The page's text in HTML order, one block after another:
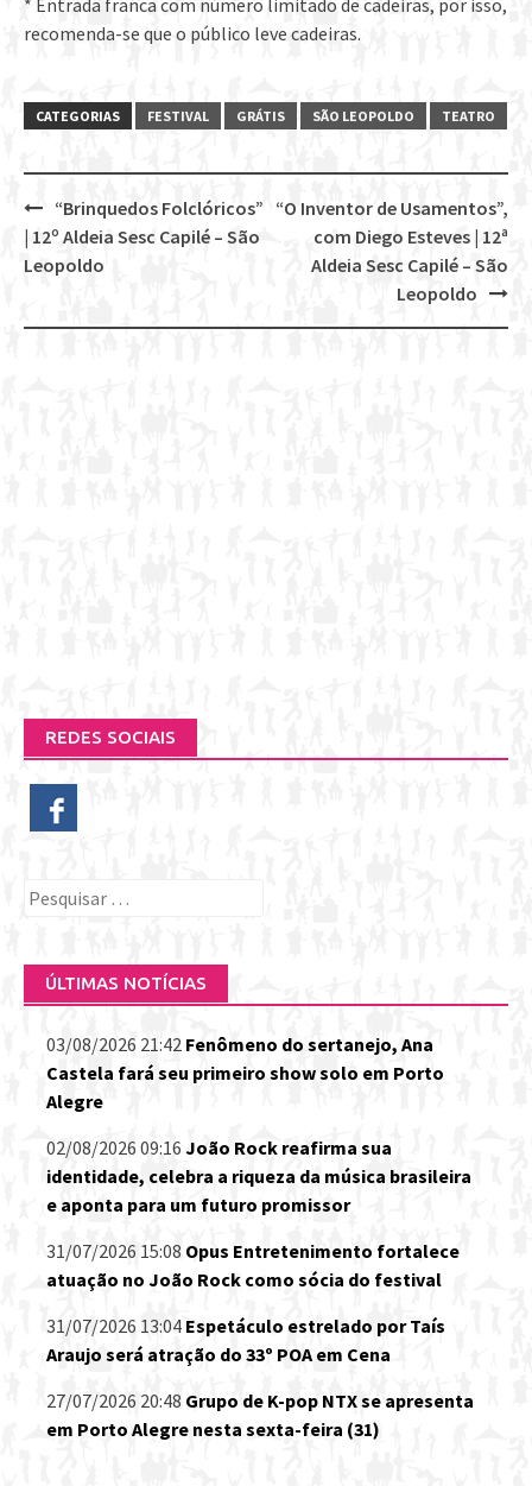
* Entrada franca com número limitado de cadeiras, por isso,
recomenda-se que o público leve cadeiras.
CATEGORIAS FESTIVAL GRÁTIS SÃO LEOPOLDO TEATRO
Post
navigation
“O Inventor de Usamentos”,
com Diego Esteves | 12ª
Aldeia Sesc Capilé – São
Leopoldo
“Brinquedos Folclóricos”
| 12º Aldeia Sesc Capilé – São
Leopoldo
REDES SOCIAIS
Pesquisar
ÚLTIMAS NOTÍCIAS
03/08/2026 21:42 Fenômeno do sertanejo, Ana
Castela fará seu primeiro show solo em Porto
Alegre
02/08/2026 09:16 João Rock reafirma sua
identidade, celebra a riqueza da música brasileira
e aponta para um futuro promissor
31/07/2026 15:08 Opus Entretenimento fortalece
atuação no João Rock como sócia do festival
31/07/2026 13:04 Espetáculo estrelado por Taís
Araujo será atração do 33º POA em Cena
27/07/2026 20:48 Grupo de K-pop NTX se apresenta
em Porto Alegre nesta sexta-feira (31)